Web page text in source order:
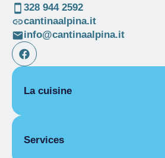
328 944 2592
cantinaalpina.it
info@cantinaalpina.it
La cuisine
CUISINE KM0
Services